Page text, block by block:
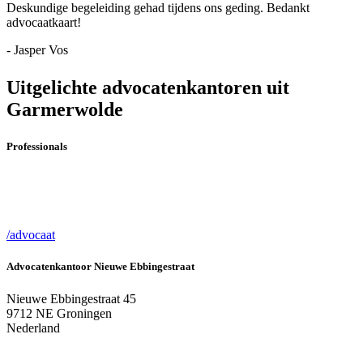
Deskundige begeleiding gehad tijdens ons geding. Bedankt
advocaatkaart!
- Jasper Vos
Uitgelichte advocatenkantoren uit
Garmerwolde
Professionals
/advocaat
Advocatenkantoor Nieuwe Ebbingestraat
Nieuwe Ebbingestraat 45
9712 NE Groningen
Nederland